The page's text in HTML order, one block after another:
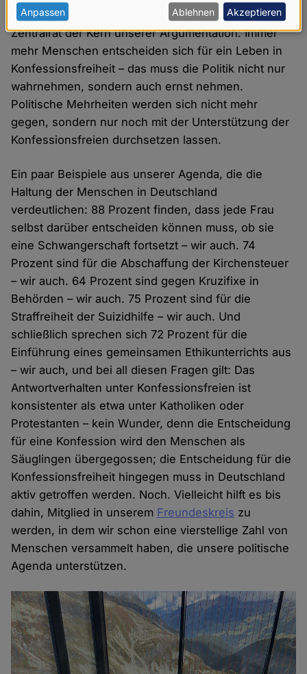
andersherum. Und das ist auch nach einem Jahr
Zentralrat der Kern unserer Argumentation: Immer
mehr Menschen entscheiden sich für ein Leben in
Konfessionsfreiheit – das muss die Politik nicht nur
wahrnehmen, sondern auch ernst nehmen.
Politische Mehrheiten werden sich nicht mehr
gegen, sondern nur noch mit der Unterstützung der
Konfessionsfreien durchsetzen lassen.
Ein paar Beispiele aus unserer Agenda, die die
Haltung der Menschen in Deutschland
verdeutlichen: 88 Prozent finden, dass jede Frau
selbst darüber entscheiden können muss, ob sie
eine Schwangerschaft fortsetzt – wir auch. 74
Prozent sind für die Abschaffung der Kirchensteuer
– wir auch. 64 Prozent sind gegen Kruzifixe in
Behörden – wir auch. 75 Prozent sind für die
Straffreiheit der Suizidhilfe – wir auch. Und
schließlich sprechen sich 72 Prozent für die
Einführung eines gemeinsamen Ethikunterrichts aus
– wir auch, und bei all diesen Fragen gilt: Das
Antwortverhalten unter Konfessionsfreien ist
konsistenter als etwa unter Katholiken oder
Protestanten – kein Wunder, denn die Entscheidung
für eine Konfession wird den Menschen als
Säuglingen übergegossen; die Entscheidung für die
Konfessionsfreiheit hingegen muss in Deutschland
aktiv getroffen werden. Noch. Vielleicht hilft es bis
dahin, Mitglied in unserem Freundeskreis zu
werden, in dem wir schon eine vierstellige Zahl von
Menschen versammelt haben, die unsere politische
Agenda unterstützen.
personenbezogenen
Daten
und
Cookies
Anpassen Ablehnen Akzeptieren